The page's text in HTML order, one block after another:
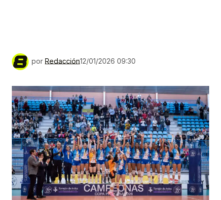
por Redacción12/01/2026 09:30